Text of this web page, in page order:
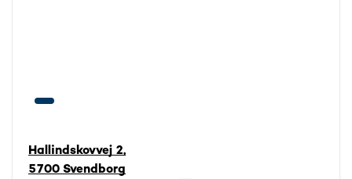
Hallindskovvej 2,
5700 Svendborg